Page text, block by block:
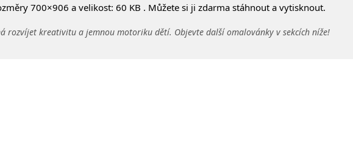
700×906 a velikost: 60 KB . Můžete si ji zdarma stáhnout a vytisknout.
rozvíjet kreativitu a jemnou motoriku dětí. Objevte další omalovánky v sekcích níže!